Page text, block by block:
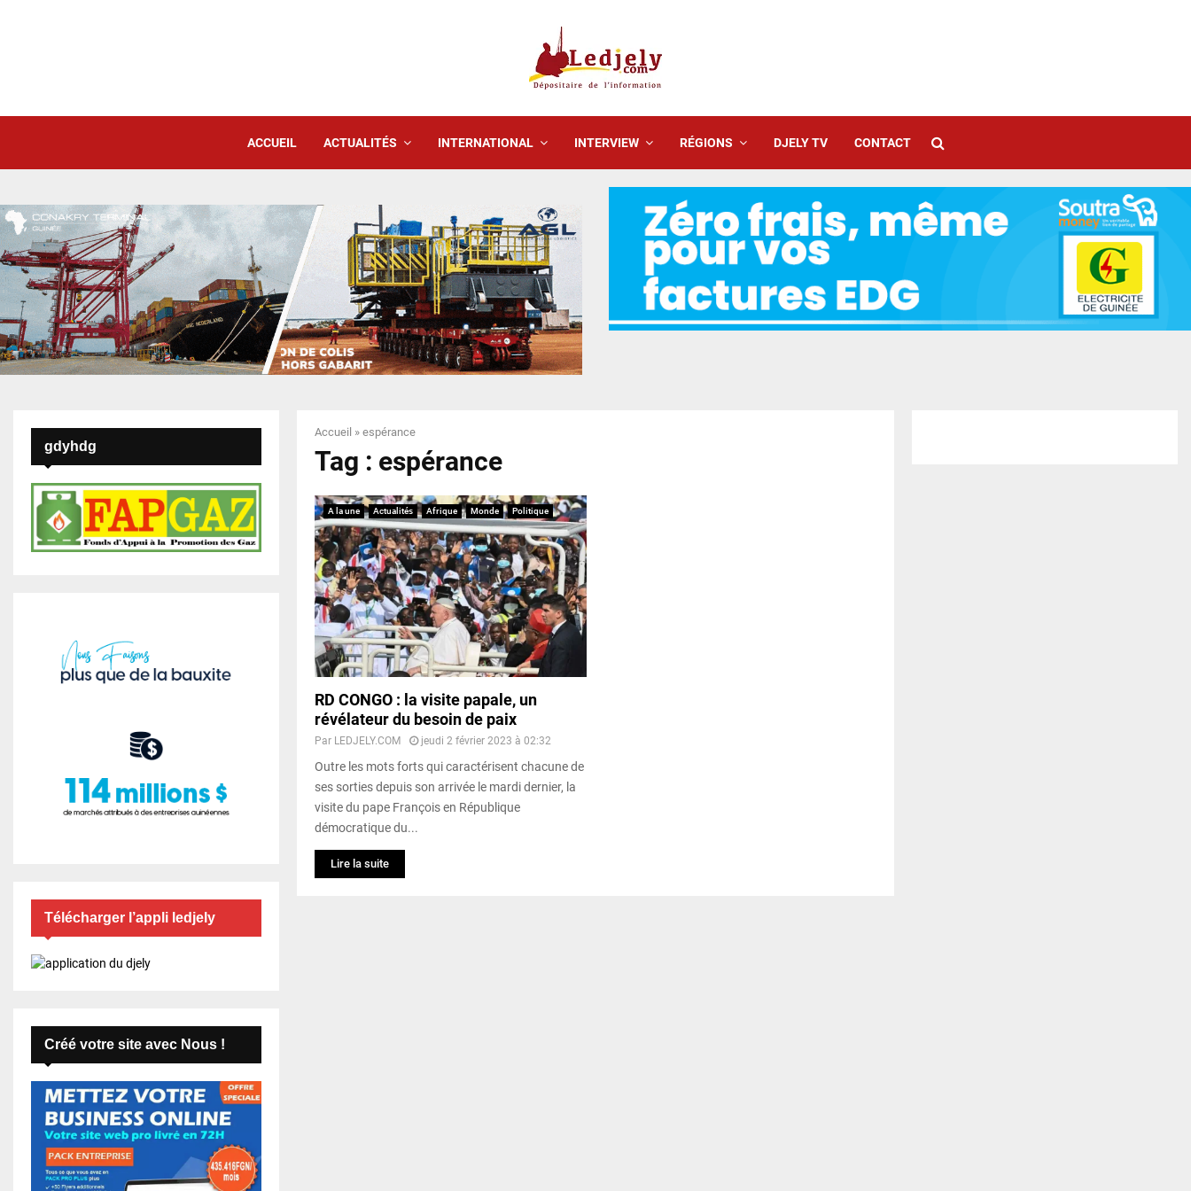
ACCUEIL ACTUALITÉS INTERNATIONAL INTERVIEW RÉGIONS DJELY TV CONTACT
Accueil » espérance
Tag : espérance
A la une Actualités Afrique Monde Politique
RD CONGO : la visite papale, un
révélateur du besoin de paix
Par LEDJELY.COM jeudi 2 février 2023 à 02:32
Outre les mots forts qui caractérisent chacune de
ses sorties depuis son arrivée le mardi dernier, la
visite du pape François en République
démocratique du...
Lire la suite
gdyhdg
Télécharger l’appli ledjely
Créé votre site avec Nous !